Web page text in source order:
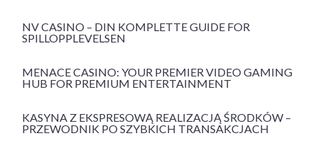
NV CASINO – DIN KOMPLETTE GUIDE FOR
SPILLOPPLEVELSEN
MENACE CASINO: YOUR PREMIER VIDEO GAMING
HUB FOR PREMIUM ENTERTAINMENT
KASYNA Z EKSPRESOWĄ REALIZACJĄ ŚRODKÓW –
PRZEWODNIK PO SZYBKICH TRANSAKCJACH